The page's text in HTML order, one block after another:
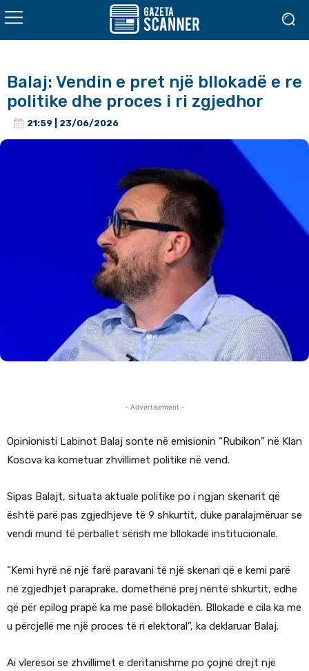
Balaj: Vendin e pret një bllokadë e re
politike dhe proces i ri zgjedhor
21:59 | 23/06/2026
- Advertisement -
Opinionisti Labinot Balaj sonte në emisionin “Rubikon” në Klan
Kosova ka kometuar zhvillimet politike në vend.
Sipas Balajt, situata aktuale politike po i ngjan skenarit që
është parë pas zgjedhjeve të 9 shkurtit, duke paralajmëruar se
vendi mund të përballet sërish me bllokadë institucionale.
“Kemi hyrë në një farë paravani të një skenari që e kemi parë
në zgjedhjet paraprake, domethënë prej nëntë shkurtit, edhe
që për epilog prapë ka me pasë bllokadën. Bllokadë e cila ka me
u përcjellë me një proces të ri elektoral”, ka deklaruar Balaj.
Ai vlerësoi se zhvillimet e deritanishme po çojnë drejt një